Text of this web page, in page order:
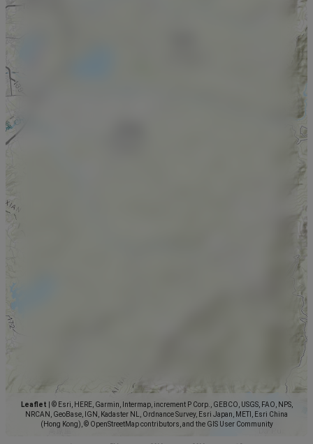
Leaflet
© Esri, HERE, Garmin, Intermap, increment P Corp., GEBCO, USGS, FAO, NPS,
NRCAN, GeoBase, IGN, Kadaster NL, Ordnance Survey, Esri Japan, METI, Esri China
(Hong Kong), © OpenStreetMap contributors, and the GIS User Community